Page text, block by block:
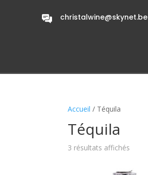
christalwine@skynet.be
Accueil / Téquila
Téquila
3 résultats affichés